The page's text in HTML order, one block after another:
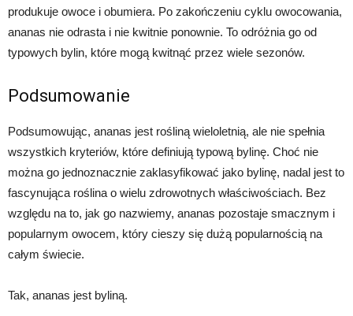
produkuje owoce i obumiera. Po zakończeniu cyklu owocowania,
ananas nie odrasta i nie kwitnie ponownie. To odróżnia go od
typowych bylin, które mogą kwitnąć przez wiele sezonów.
Podsumowanie
Podsumowując, ananas jest rośliną wieloletnią, ale nie spełnia
wszystkich kryteriów, które definiują typową bylinę. Choć nie
można go jednoznacznie zaklasyfikować jako bylinę, nadal jest to
fascynująca roślina o wielu zdrowotnych właściwościach. Bez
względu na to, jak go nazwiemy, ananas pozostaje smacznym i
popularnym owocem, który cieszy się dużą popularnością na
całym świecie.
Tak, ananas jest byliną.